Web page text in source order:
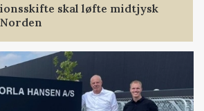
skal løfte midtjysk